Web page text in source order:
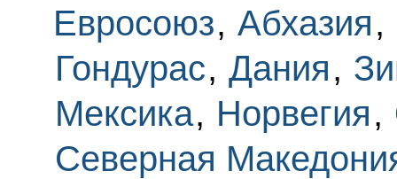
Евросоюз, Абхазия,
Гондурас, Дания,
Мексика, Норвегия,
Северная